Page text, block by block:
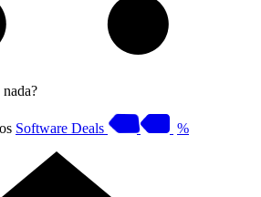
Software Deals %